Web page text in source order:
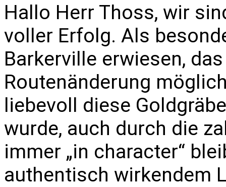
Hallo Herr Thoss, wir
voller Erfolg. Als
Barkerville erwiesen,
Routenänderung
liebevoll diese
wurde, auch durch die
immer „in character“
authentisch wirkendem